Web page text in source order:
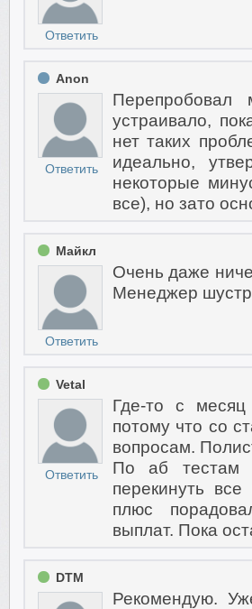
Ответить
Anon
Ответить
Перепробовал
устраивало,
нет таких
идеально,
некоторые
все), но зато
Майкл
Ответить
Очень даже
Менеджер
Vetal
Ответить
Где-то с
потому что со
вопросам.
По аб тестам
перекинуть
плюс
выплат. Пока
DTM
Рекомендую.